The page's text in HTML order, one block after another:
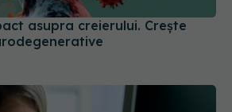
asupra creierului. Crește